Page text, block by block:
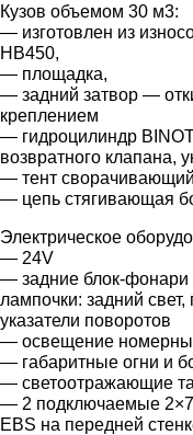
Кузов объемом 30 м3:
— изготовлен из
HB450,
— площадка,
— задний затвор —
креплением
— гидроцилиндр
возвратного клапана,
— тент
— цепь стягивающая
Электрическое
— 24V
— задние блок-
лампочки: задний
указатели поворотов
— освещение
— габаритные огни и
— светоотражающие
— 2 подключаемые 2×7
EBS на передней